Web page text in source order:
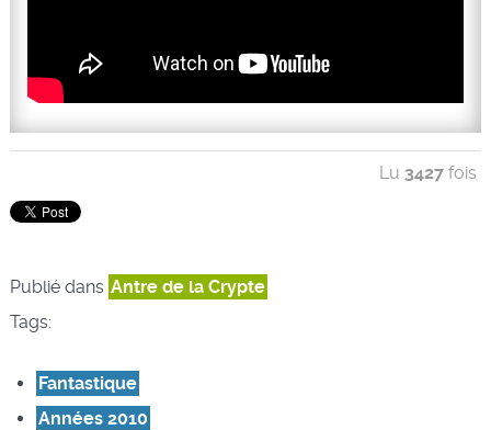
Lu 3427 fois
Publié dans Antre de la Crypte
Tags:
Fantastique
Années 2010